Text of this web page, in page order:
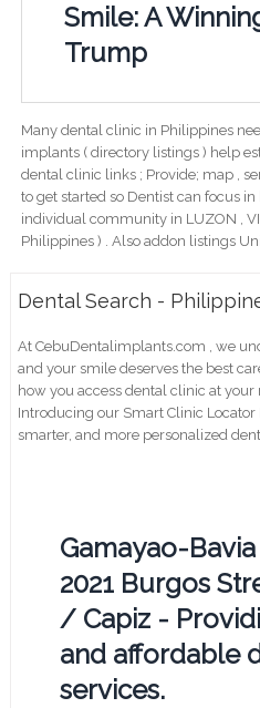
Smile: A
Trump
Many dental clinic in Philippines
implants ( directory listings ) help
dental clinic links ; Provide; map ,
to get started so Dentist can focus
individual community in LUZON ,
Philippines ) . Also addon listings
Dental Search -
At CebuDentalimplants.com , we
and your smile deserves the best
how you access dental clinic at your
Introducing our Smart Clinic
smarter, and more personalized
Gamayao-
2021 Burgos
/ Capiz -
and affordable
services.